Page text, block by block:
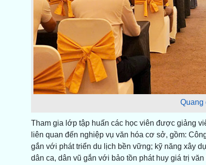
Quang
Tham gia lớp tập huấn các học viên được giảng
liên quan đến nghiệp vụ văn hóa cơ sở, gồm:
gắn với phát triển du lịch bền vững; kỹ năng xây
dân ca, dân vũ gắn với bảo tồn phát huy giá trị